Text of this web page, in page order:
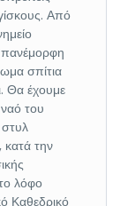
Από
πανέμορφη
σπίτια
Θα έχουμε
του
κατά την
λόφο
Καθεδρικό